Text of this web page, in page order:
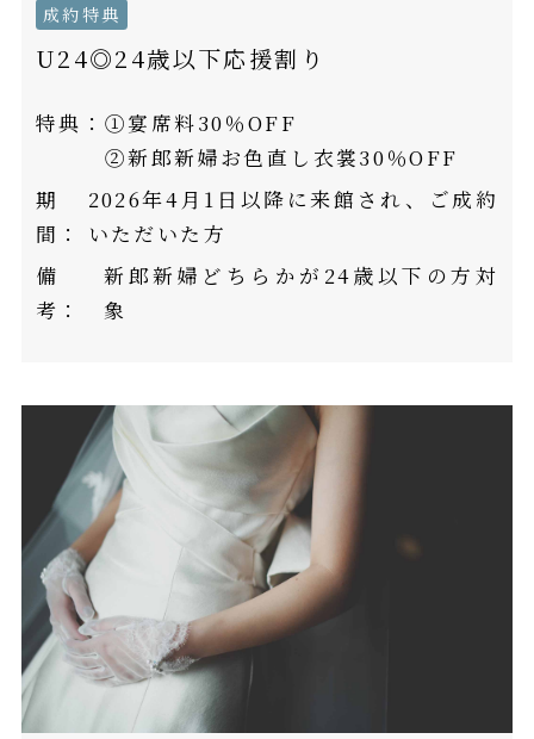
成約特典
U24◎24歳以下応援割り
特典： ①宴席料30％OFF
②新郎新婦お色直し衣裳30％OFF
期
間：
2026年4月1日以降に来館され、ご成約
いただいた方
備
考：
新郎新婦どちらかが24歳以下の方対
象